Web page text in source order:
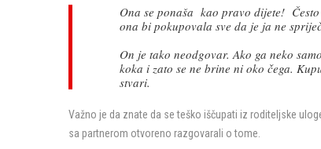
Ona se ponaša kao pravo dijete!
ona bi pokupovala sve da je ja ne
On je tako neodgovar. Ako ga neko
koka i zato se ne brine ni oko čega.
stvari.
Važno je da znate da se teško iščupati iz roditeljske
sa partnerom otvoreno razgovarali o tome.